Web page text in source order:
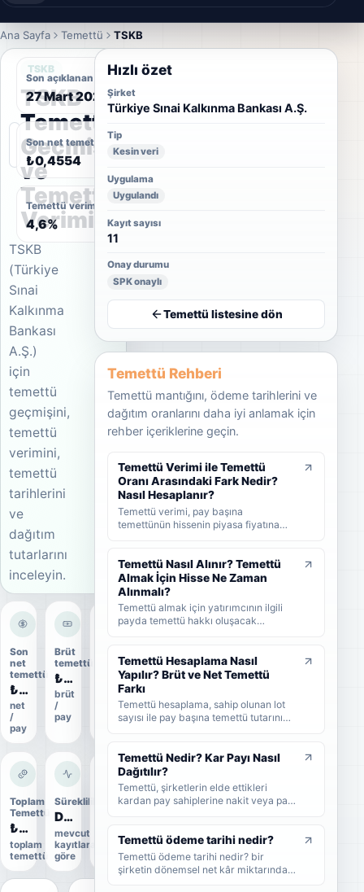
Ana Sayfa Temettü TSKB
TSKB
TSKB
Temettü
Geçmişi
ve
Temettü
Verimi
TSKB
(Türkiye
Sınai
Kalkınma
Bankası
A.Ş.)
için
temettü
geçmişini,
temettü
verimini,
temettü
tarihlerini
ve
dağıtım
tutarlarını
inceleyin.
Son açıklanan temettü tarihi
27 Mart 2026
Son net temettü
₺0,4554
Temettü verimi
4,6%
Son
net
temettü
₺0,4554
net
/
pay
Brüt
temettü
₺0,54
brüt
/
pay
oranı
ödeme
oranı
Toplam
Temettü
₺1,5 Mr
toplam
temettü
Süreklilik
Düzensiz
mevcut
kayıtlara
göre
Uygulama
Kesin
Hızlı özet
Şirket
Türkiye Sınai Kalkınma Bankası A.Ş.
Tip
Kesin veri
Uygulama
Uygulandı
Kayıt sayısı
11
Onay durumu
SPK onaylı
Temettü listesine dön
Temettü Rehberi
Temettü mantığını, ödeme tarihlerini ve
dağıtım oranlarını daha iyi anlamak için
rehber içeriklerine geçin.
Temettü Verimi ile Temettü
Oranı Arasındaki Fark Nedir?
Nasıl Hesaplanır?
Temettü verimi, pay başına
temettünün hissenin piyasa fiyatına
dağıtıldığını gösterir. KAP'ta görülen
kâr payı oranı ise çoğunlukla 1 TL
nominal değere göre hesaplanan ayrı
bir yüzdedir. Bu rehberde temettü
verimi, dağıtım oranı ve KAP temettü
oranı arasındaki farkları formüller ve
Temettü Nasıl Alınır? Temettü
Almak İçin Hisse Ne Zaman
Alınmalı?
Temettü almak için yatırımcının ilgili
payda temettü hakkı oluşacak
alındığını, hak kullanım tarihi, kayıt
tarihi ve ödeme tarihi arasındaki farkı
ve yatırımcıların nelere dikkat etmesi
gerektiğini sade şekilde bulabilirsiniz.
Temettü Hesaplama Nasıl
Yapılır? Brüt ve Net Temettü
Farkı
Temettü hesaplama, sahip olunan lot
sayısı ile pay başına temettü tutarının
verimi ve örnek hesaplama adımlarını
sade şekilde bulabilirsiniz.
Temettü Nedir? Kar Payı Nasıl
Dağıtılır?
Temettü, şirketlerin elde ettikleri
kardan pay sahiplerine nakit veya pay
nasıl dağıtıldığını, brüt-net temettü
farkını, temettü tarihlerini ve
yatırımcıların dikkat etmesi
gerekenleri sade şekilde bulabilirsiniz.
Temettü ödeme tarihi nedir?
Temettü ödeme tarihi nedir? bir
şirketin dönemsel net kâr miktarından